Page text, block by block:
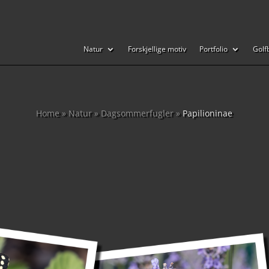
Natur Forskjellige motiv Portfolio
Home»Natur»Dagsommerfugler»Papilioninae